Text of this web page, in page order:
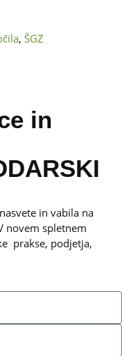
, ŠGZ
in
in vabila na
novem spletnem
prakse, podjetja,